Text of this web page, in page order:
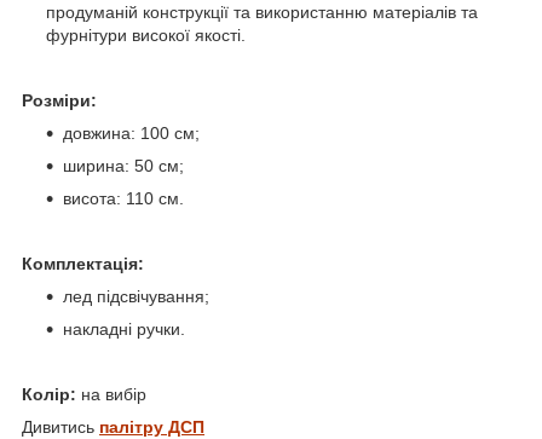
продуманій конструкції та використанню матеріалів та
фурнітури високої якості.
Розміри:
довжина: 100 см;
ширина: 50 см;
висота: 110 см.
Комплектація:
лед підсвічування;
накладні ручки.
Колір: на вибір
Дивитись палітру ДСП